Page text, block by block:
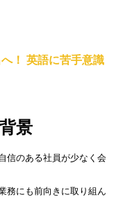
！ 英語に苦手意識
景
信のある社員が少なく会
務にも前向きに取り組ん